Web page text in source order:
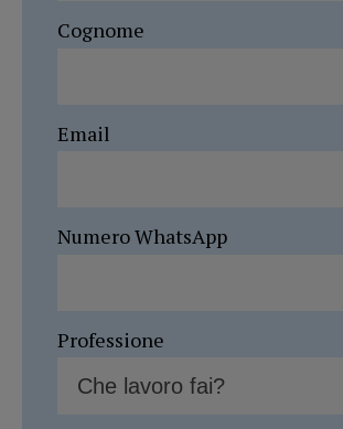
Cognome
Email
Numero WhatsApp
Professione